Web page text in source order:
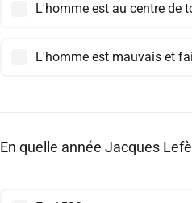
L'homme est au centre de
L'homme est mauvais et
En quelle année Jacques